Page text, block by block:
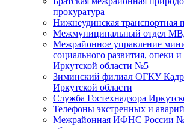
прокуратура
Нижнеудинская транспортная
Межмуниципальный отдел
Межрайонное управление
социального развития, опеки и
Иркутской области №5
Зиминский филиал ОГКУ
Иркутской области
Служба Гостехнадзора
Телефоны экстренных и
Межрайонная ИФНС России №